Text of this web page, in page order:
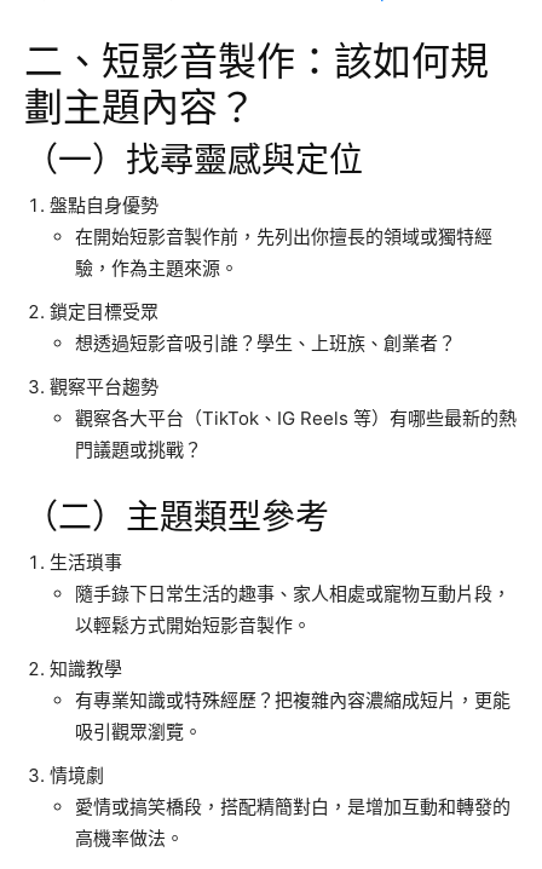
二、短影音製作：該如何規
劃主題內容？
（一）找尋靈感與定位
盤點自身優勢
在開始短影音製作前，先列出你擅長的領域或獨特經
驗，作為主題來源。
鎖定目標受眾
想透過短影音吸引誰？學生、上班族、創業者？
觀察平台趨勢
觀察各大平台（TikTok、IG Reels 等）有哪些最新的熱
門議題或挑戰？
（二）主題類型參考
生活瑣事
隨手錄下日常生活的趣事、家人相處或寵物互動片段，
以輕鬆方式開始短影音製作。
知識教學
有專業知識或特殊經歷？把複雜內容濃縮成短片，更能
吸引觀眾瀏覽。
情境劇
愛情或搞笑橋段，搭配精簡對白，是增加互動和轉發的
高機率做法。